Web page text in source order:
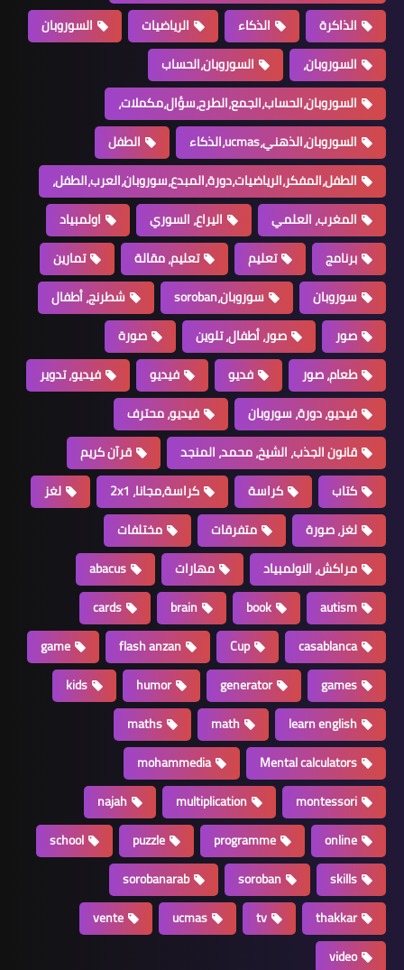
الذاكرة
الذكاء الرياضيات
السوروبان
السوروبان،
السوروبان،الحساب
السوروبان،الحساب،الجمع،الطرح،سؤال،مكملات،
السوروبان،الذهني،ucmas،الذكاء
الطفل
الطفل،المفكر،الرياضيات،دورة،المبدع،سوروبان،العرب،الطفل،
المغرب، العلمي
اليراع، السوري
اولمبياد
برنامج
تعليم تعليم، مقالة
تمارين
سوروبان
سوروبان،soroban
شطرنج، أطفال
صور
صور، أطفال، تلوين
صورة
طعام، صور
فديو فيديو
فيديو، تدوير
فيديو، دورة، سوروبان
فيديو، محترف
قانون الجذب، الشيخ، محمد، المنجد
قرآن كريم
كتاب
كراسة كراسة،مجانا، 2x1
لغز
لغز، صورة
متفرقات
مختلفات
مراكش، الاولمبياد
مهارات
abacus
autism
book
brain
cards
casablanca
Cup
flash anzan
game
games
generator
humor
kids
learn english
math
maths
Mental calculators
mohammedia
montessori
multiplication
najah
online
programme
puzzle
school
skills
soroban
sorobanarab
thakkar
tv
ucmas
vente
video